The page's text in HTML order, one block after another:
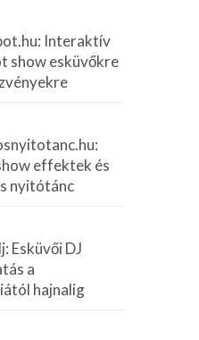
Interaktív
show esküvőkre
effektek és
nyitótánc
Esküvői DJ
a
hajnalig